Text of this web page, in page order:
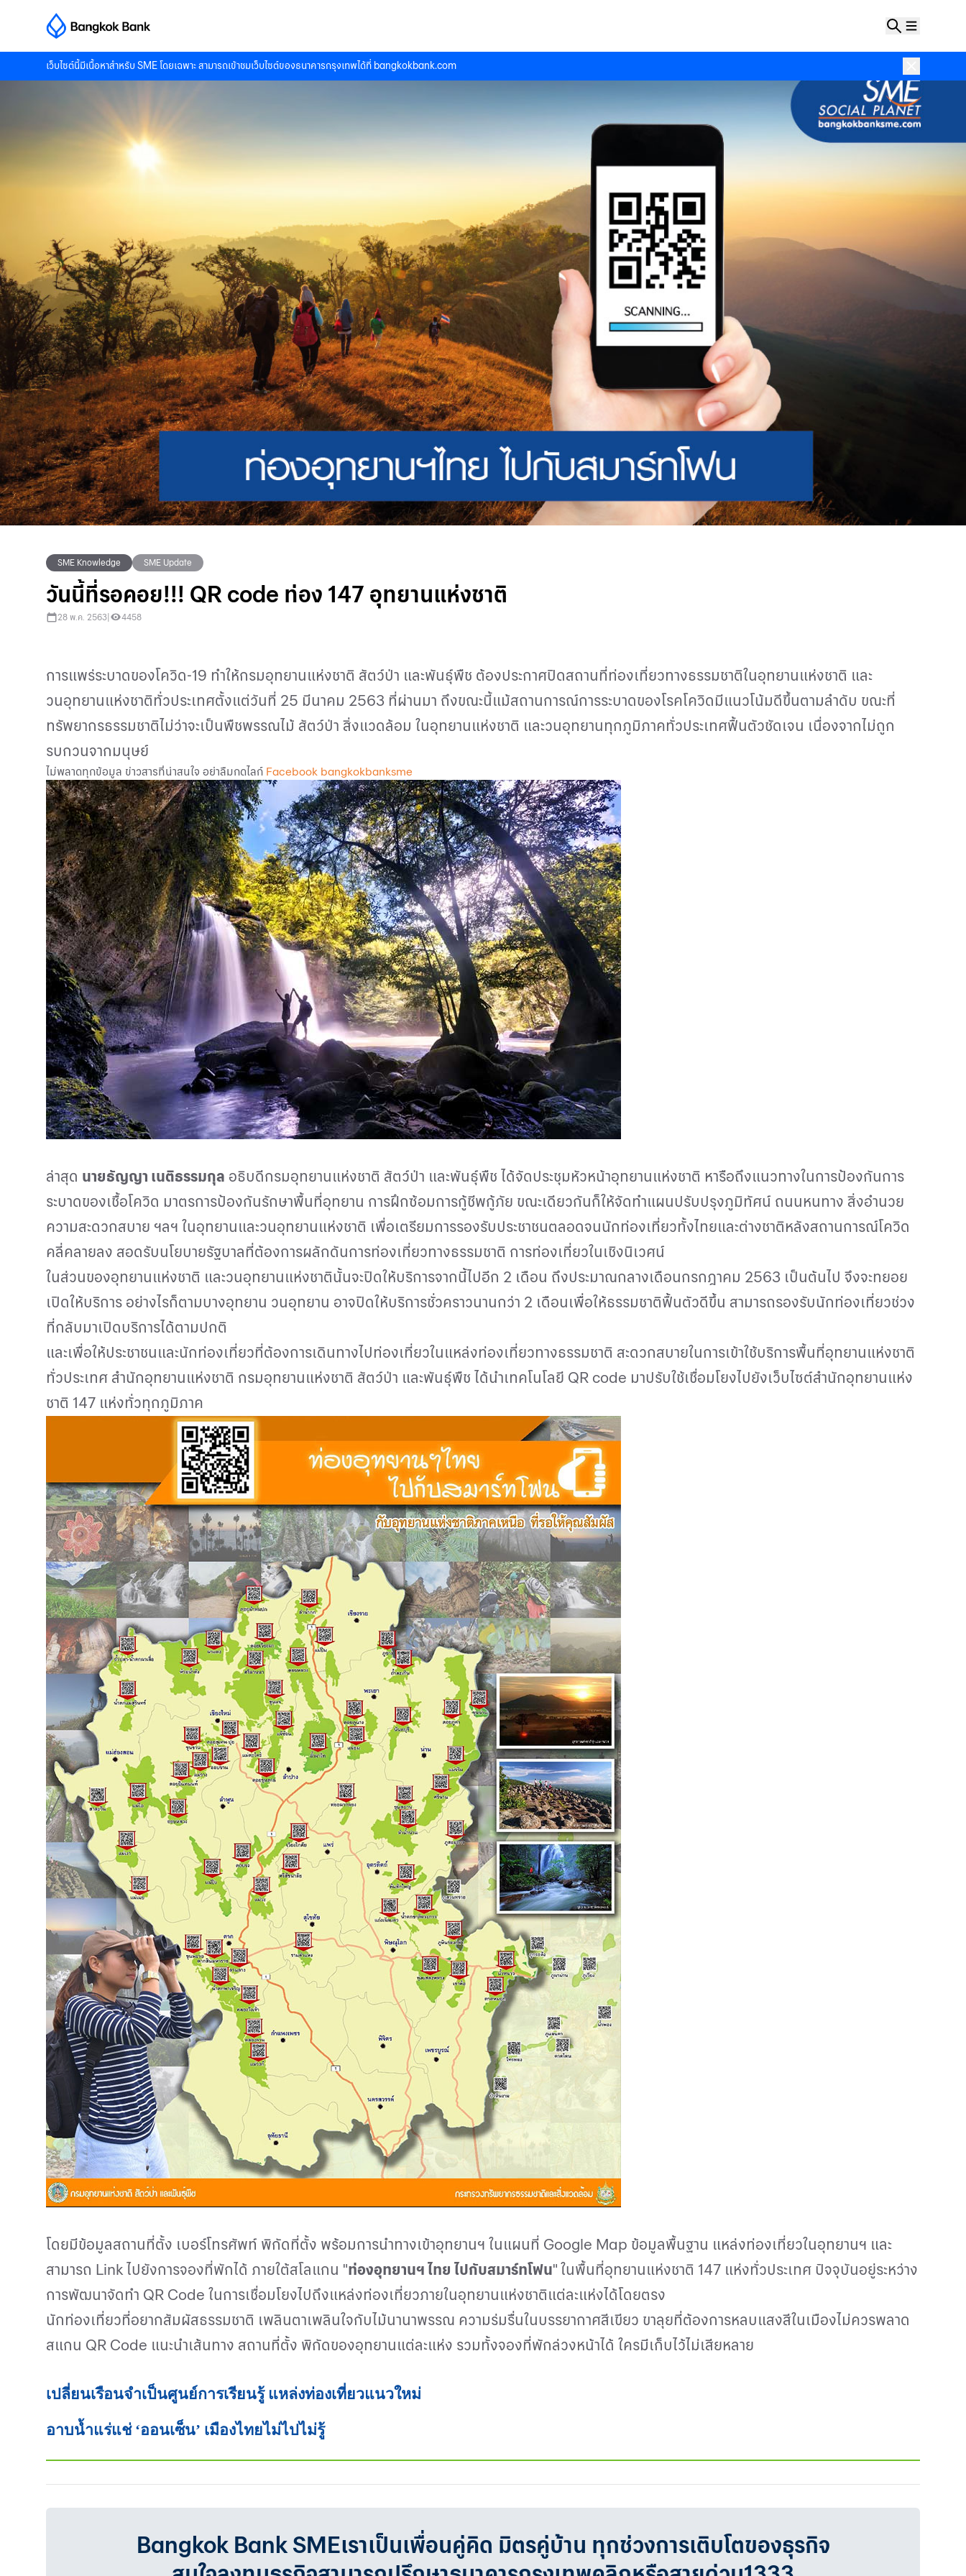
เว็บไซต์นี้มีเนื้อหาสำหรับ SME โดยเฉพาะ สามารถเข้าชมเว็บไซต์ของธนาคารกรุงเทพได้ที่ bangkokbank.com
SME Knowledge SME Update
วันนี้ที่รอคอย!!! QR code ท่อง 147 อุทยานแห่งชาติ
28 พ.ค. 2563 4458
การแพร่ระบาดของโควิด-19 ทำให้กรมอุทยานแห่งชาติ สัตว์ป่า และพันธุ์พืช ต้องประกาศปิดสถานที่ท่องเที่ยวทางธรรมชาติในอุทยานแห่งชาติ และ
วนอุทยานแห่งชาติทั่วประเทศตั้งแต่วันที่ 25 มีนาคม 2563 ที่ผ่านมา ถึงขณะนี้แม้สถานการณ์การระบาดของโรคโควิดมีแนวโน้มดีขึ้นตามลำดับ ขณะที่
ทรัพยากรธรรมชาติไม่ว่าจะเป็นพืชพรรณไม้ สัตว์ป่า สิ่งแวดล้อม ในอุทยานแห่งชาติ และวนอุทยานทุกภูมิภาคทั่วประเทศฟื้นตัวชัดเจน เนื่องจากไม่ถูก
รบกวนจากมนุษย์
ไม่พลาดทุกข้อมูล ข่าวสารที่น่าสนใจ อย่าลืมกดไลก์ Facebook bangkokbanksme
ล่าสุด นายธัญญา เนติธรรมกุล อธิบดีกรมอุทยานแห่งชาติ สัตว์ป่า และพันธุ์พืช ได้จัดประชุมหัวหน้าอุทยานแห่งชาติ หารือถึงแนวทางในการป้องกันการ
ระบาดของเชื้อโควิด มาตรการป้องกันรักษาพื้นที่อุทยาน การฝึกซ้อมการกู้ชีพกู้ภัย ขณะเดียวกันก็ให้จัดทำแผนปรับปรุงภูมิทัศน์ ถนนหนทาง สิ่งอำนวย
ความสะดวกสบาย ฯลฯ ในอุทยานและวนอุทยานแห่งชาติ เพื่อเตรียมการรองรับประชาชนตลอดจนนักท่องเที่ยวทั้งไทยและต่างชาติหลังสถานการณ์โควิด
คลี่คลายลง สอดรับนโยบายรัฐบาลที่ต้องการผลักดันการท่องเที่ยวทางธรรมชาติ การท่องเที่ยวในเชิงนิเวศน์
ในส่วนของอุทยานแห่งชาติ และวนอุทยานแห่งชาตินั้นจะปิดให้บริการจากนี้ไปอีก 2 เดือน ถึงประมาณกลางเดือนกรกฎาคม 2563 เป็นต้นไป จึงจะทยอย
เปิดให้บริการ อย่างไรก็ตามบางอุทยาน วนอุทยาน อาจปิดให้บริการชั่วคราวนานกว่า 2 เดือนเพื่อให้ธรรมชาติฟื้นตัวดีขึ้น สามารถรองรับนักท่องเที่ยวช่วง
ที่กลับมาเปิดบริการได้ตามปกติ
และเพื่อให้ประชาชนและนักท่องเที่ยวที่ต้องการเดินทางไปท่องเที่ยวในแหล่งท่องเที่ยวทางธรรมชาติ สะดวกสบายในการเข้าใช้บริการพื้นที่อุทยานแห่งชาติ
ทั่วประเทศ สำนักอุทยานแห่งชาติ กรมอุทยานแห่งชาติ สัตว์ป่า และพันธุ์พืช ได้นำเทคโนโลยี QR code มาปรับใช้เชื่อมโยงไปยังเว็บไซต์สำนักอุทยานแห่ง
ชาติ 147 แห่งทั่วทุกภูมิภาค
โดยมีข้อมูลสถานที่ตั้ง เบอร์โทรศัพท์ พิกัดที่ตั้ง พร้อมการนำทางเข้าอุทยานฯ ในแผนที่ Google Map ข้อมูลพื้นฐาน แหล่งท่องเที่ยวในอุทยานฯ และ
สามารถ Link ไปยังการจองที่พักได้ ภายใต้สโลแกน "ท่องอุทยานฯ ไทย ไปกับสมาร์ทโฟน" ในพื้นที่อุทยานแห่งชาติ 147 แห่งทั่วประเทศ ปัจจุบันอยู่ระหว่าง
การพัฒนาจัดทำ QR Code ในการเชื่อมโยงไปถึงแหล่งท่องเที่ยวภายในอุทยานแห่งชาติแต่ละแห่งได้โดยตรง
นักท่องเที่ยวที่อยากสัมผัสธรรมชาติ เพลินตาเพลินใจกับไม้นานาพรรณ ความร่มรื่นในบรรยากาศสีเขียว ขาลุยที่ต้องการหลบแสงสีในเมืองไม่ควรพลาด
สแกน QR Code แนะนำเส้นทาง สถานที่ตั้ง พิกัดของอุทยานแต่ละแห่ง รวมทั้งจองที่พักล่วงหน้าได้ ใครมีเก็บไว้ไม่เสียหลาย
เปลี่ยนเรือนจำเป็นศูนย์การเรียนรู้ แหล่งท่องเที่ยวแนวใหม่
อาบน้ำแร่แช่ ‘ออนเซ็น’ เมืองไทยไม่ไปไม่รู้
Bangkok Bank SMEเราเป็นเพื่อนคู่คิด มิตรคู่บ้าน ทุกช่วงการเติบโตของธุรกิจ